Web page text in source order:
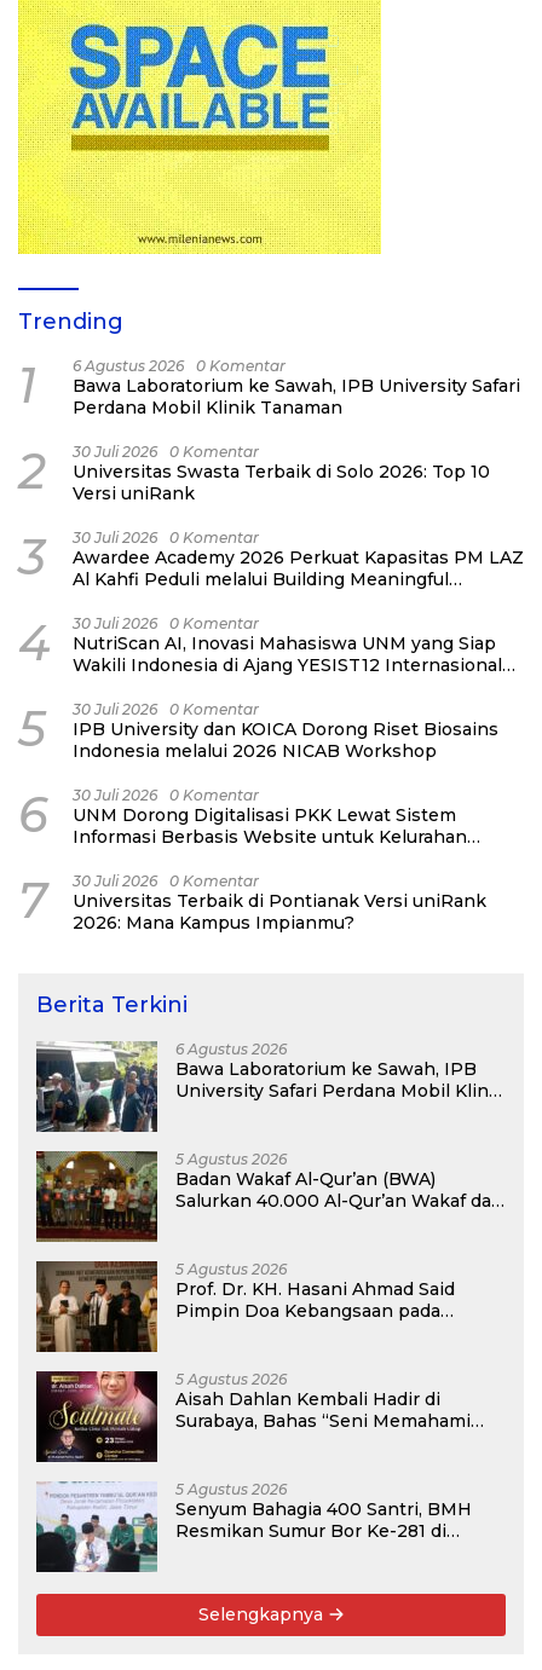
Trending
1 6 Agustus 2026 0 Komentar
Bawa Laboratorium ke Sawah, IPB University Safari
Perdana Mobil Klinik Tanaman
2 30 Juli 2026 0 Komentar
Universitas Swasta Terbaik di Solo 2026: Top 10
Versi uniRank
3 30 Juli 2026 0 Komentar
Awardee Academy 2026 Perkuat Kapasitas PM LAZ
Al Kahfi Peduli melalui Building Meaningful
4 30 Juli 2026 0 Komentar
NutriScan AI, Inovasi Mahasiswa UNM yang Siap
Wakili Indonesia di Ajang YESIST12 Internasional
5 30 Juli 2026 0 Komentar
IPB University dan KOICA Dorong Riset Biosains
Indonesia melalui 2026 NICAB Workshop
6 30 Juli 2026 0 Komentar
UNM Dorong Digitalisasi PKK Lewat Sistem
Informasi Berbasis Website untuk Kelurahan
7 30 Juli 2026 0 Komentar
Universitas Terbaik di Pontianak Versi uniRank
2026: Mana Kampus Impianmu?
Berita Terkini
6 Agustus 2026
Bawa Laboratorium ke Sawah, IPB
University Safari Perdana Mobil Klinik
5 Agustus 2026
Badan Wakaf Al-Qur’an (BWA)
Salurkan 40.000 Al-Qur’an Wakaf dan
5 Agustus 2026
Prof. Dr. KH. Hasani Ahmad Said
Pimpin Doa Kebangsaan pada
Pemasyarakatan RI
5 Agustus 2026
Aisah Dahlan Kembali Hadir di
Surabaya, Bahas “Seni Memahami
5 Agustus 2026
Senyum Bahagia 400 Santri, BMH
Resmikan Sumur Bor Ke-281 di
Selengkapnya